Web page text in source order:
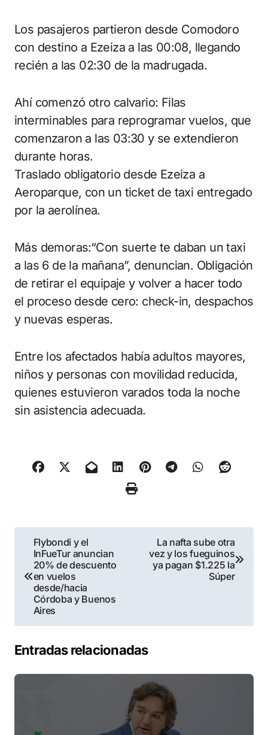
Los pasajeros partieron desde Comodoro
con destino a Ezeiza a las 00:08, llegando
recién a las 02:30 de la madrugada.
Ahí comenzó otro calvario: Filas
interminables para reprogramar vuelos, que
comenzaron a las 03:30 y se extendieron
durante horas.
Traslado obligatorio desde Ezeiza a
Aeroparque, con un ticket de taxi entregado
por la aerolínea.
Más demoras:“Con suerte te daban un taxi
a las 6 de la mañana”, denuncian. Obligación
de retirar el equipaje y volver a hacer todo
el proceso desde cero: check-in, despachos
y nuevas esperas.
Entre los afectados había adultos mayores,
niños y personas con movilidad reducida,
quienes estuvieron varados toda la noche
sin asistencia adecuada.
Navegación
de
entradas
Flybondi y el
InFueTur anuncian
20% de descuento
en vuelos
desde/hacia
Córdoba y Buenos
Aires
La nafta sube otra
vez y los fueguinos
ya pagan $1.225 la
Súper
Entradas relacionadas